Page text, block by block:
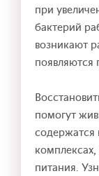
при
бактерий
возникают
появляются
помогут
содержатся
питания.